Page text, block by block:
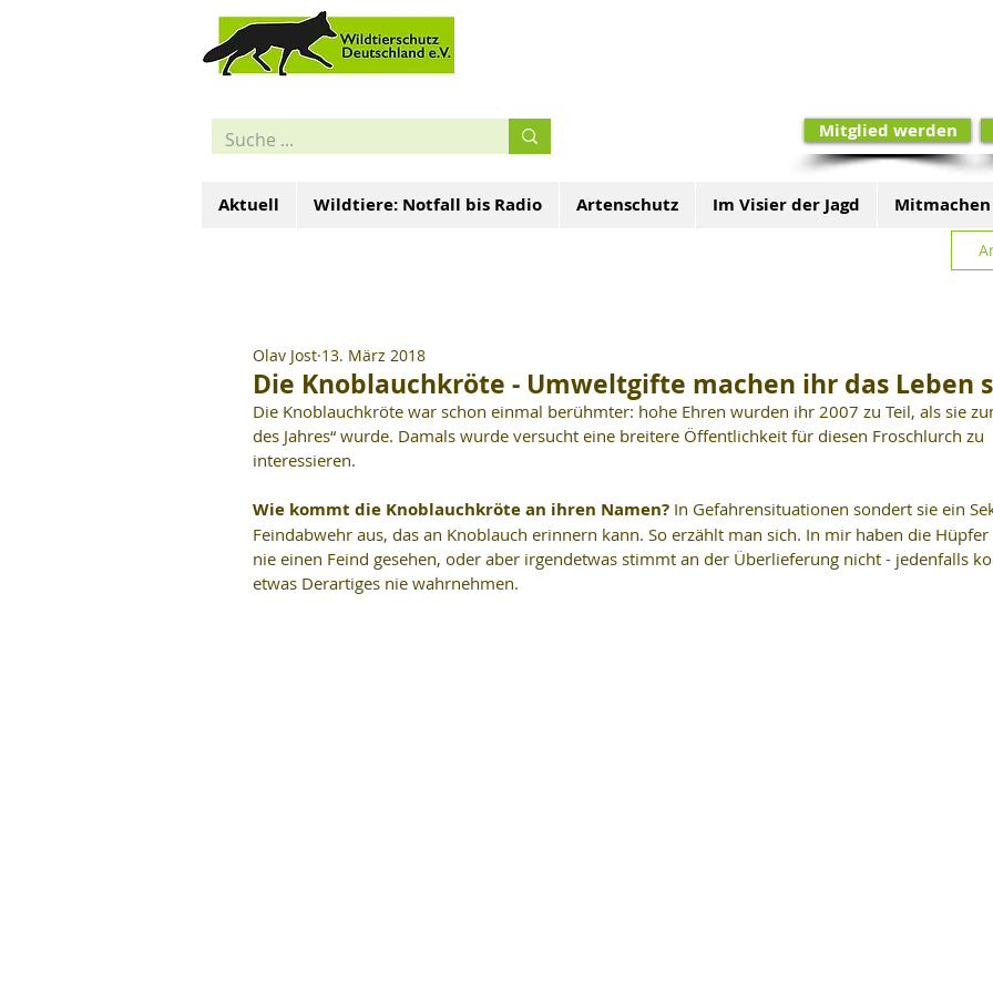
Mitglied werden
Aktuell Wildtiere: Notfall bis Radio Artenschutz Im Visier der Jagd Mitmachen
Die Knoblauchkröte - Umweltgifte machen ihr das Leben
Olav Jost 13. März 2018
Die Knoblauchkröte war schon einmal berühmter: hohe Ehren wurden ihr 2007 zu Teil, als sie
des Jahres“ wurde. Damals wurde versucht eine breitere Öffentlichkeit für diesen Froschlurch zu
interessieren.
Wie kommt die Knoblauchkröte an ihren Namen? In Gefahrensituationen sondert sie ein
Feindabwehr aus, das an Knoblauch erinnern kann. So erzählt man sich. In mir haben die
nie einen Feind gesehen, oder aber irgendetwas stimmt an der Überlieferung nicht - jedenfalls
etwas Derartiges nie wahrnehmen.